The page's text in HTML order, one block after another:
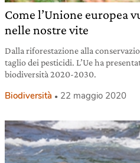
Come l’Unione europea
nelle nostre vite
Dalla riforestazione alla
taglio dei pesticidi. L’Ue ha
biodiversità 2020-2030.
Biodiversità 22 maggio 2020